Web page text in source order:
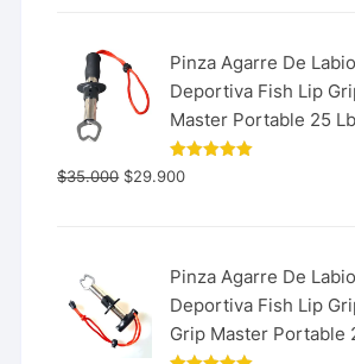
Pinza Agarre De
Deportiva Fish Lip
Master Portable 25
Valorado
con
$35.000 $29.900
Pinza Agarre De
Deportiva Fish Lip
Grip Master Portable